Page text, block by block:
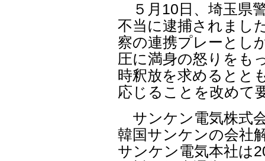
５月10日、埼玉県
不当に逮捕されまし
察の連携プレーとし
圧に満身の怒りをも
時釈放を求めるとと
応じることを改めて
サンケン電気株式
韓国サンケンの会社
サンケン電気本社は